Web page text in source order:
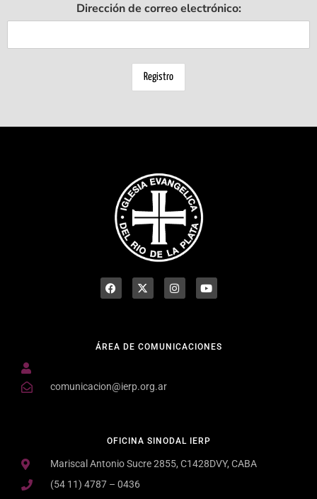
Dirección de correo electrónico:
OFICINA SINODAL IERP
Mariscal Antonio Sucre 2855, C1428DVY, CABA
(54 11) 4787 – 0436
ÁREA DE COMUNICACIONES
comunicacion@ierp.org.ar